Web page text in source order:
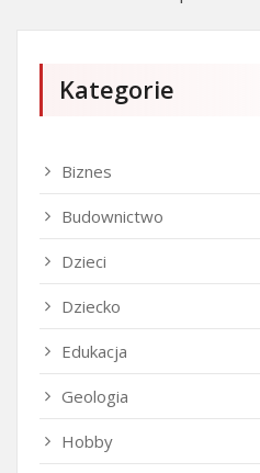
Kategorie
Biznes
Budownictwo
Dzieci
Dziecko
Edukacja
Geologia
Hobby